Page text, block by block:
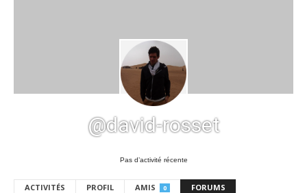
@david-rosset
Pas d’activité récente
ACTIVITÉS PROFIL AMIS 0 FORUMS